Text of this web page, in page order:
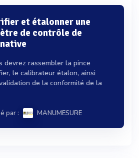
et étalonner une
de contrôle de
devrez rassembler la pince
le calibrateur étalon, ainsi
de la conformité de la
par : MANUMESURE